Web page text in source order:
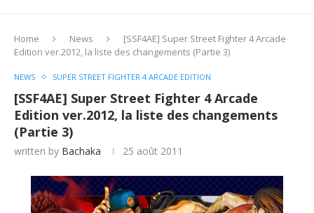
Home News
[SSF4AE] Super Street Fighter 4 Arcade
Edition ver.2012, la liste des changements (Partie 3)
NEWS SUPER STREET FIGHTER 4 ARCADE EDITION
[SSF4AE] Super Street Fighter 4 Arcade
Edition ver.2012, la liste des changements
(Partie 3)
written by Bachaka 25 août 2011